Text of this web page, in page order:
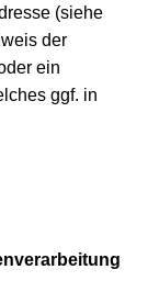
(siehe
der
ein
ggf. in